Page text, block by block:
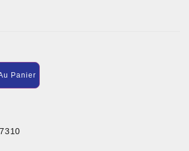
Panier